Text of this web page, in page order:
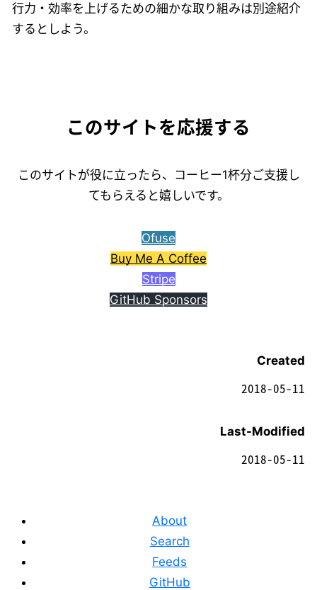
行力・効率を上げるための細かな取り組みは別途紹介
するとしよう。
このサイトを応援する
このサイトが役に立ったら、コーヒー1杯分ご支援し
てもらえると嬉しいです。
Ofuse
Buy Me A Coffee
Stripe
GitHub Sponsors
Created
2018-05-11
Last-Modified
2018-05-11
About
Search
Feeds
GitHub